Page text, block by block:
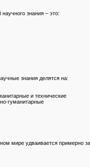
знания – это:
знания делятся на:
и технические
гуманитарные
мире удваивается примерно